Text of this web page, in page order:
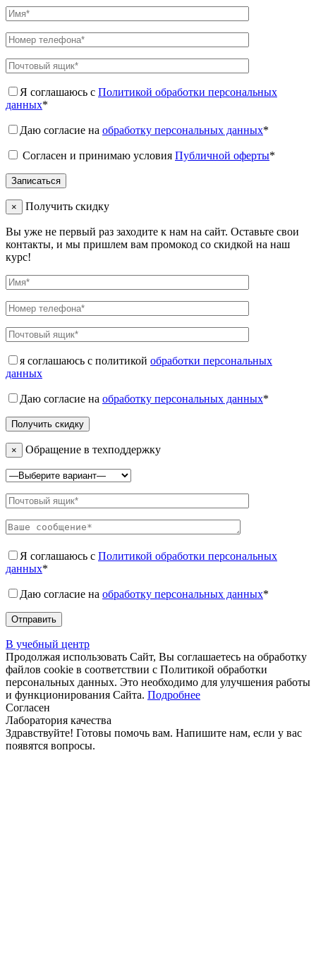
Я соглашаюсь с Политикой обработки персональных
данных*
Даю согласие на обработку персональных данных*
Согласен и принимаю условия Публичной оферты*
× Получить скидку
Вы уже не первый раз заходите к нам на сайт. Оставьте свои
контакты, и мы пришлем вам промокод со скидкой на наш
курс!
я соглашаюсь с политикой обработки персональных
данных
Даю согласие на обработку персональных данных*
× Обращение в техподдержку
Я соглашаюсь с Политикой обработки персональных
данных*
Даю согласие на обработку персональных данных*
В учебный центр
Продолжая использовать Сайт, Вы соглашаетесь на обработку
файлов cookie в соответствии с Политикой обработки
персональных данных. Это необходимо для улучшения работы
и функционирования Сайта. Подробнее
Согласен
Лаборатория качества
Здравствуйте! Готовы помочь вам. Напишите нам, если у вас
появятся вопросы.